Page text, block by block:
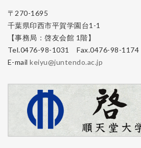
〒270-1695
千葉県印西市平賀学園台1-1
【事務局：啓友会館 1階】
Tel.0476-98-1031 Fax.0476-98-1174
E-mailkeiyu@juntendo.ac.jp